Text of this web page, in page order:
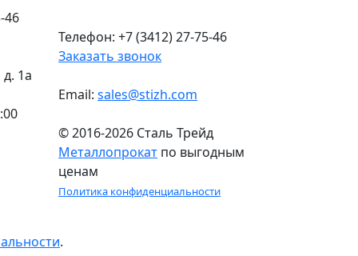
46
1а
Телефон: +7 (3412) 27-75-46
Заказать звонок
Email: sales@stizh.com
© 2016-2026 Сталь Трейд
Металлопрокат по выгодным
ценам
Политика конфиденциальности
.